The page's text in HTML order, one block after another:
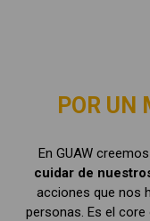
POR UN
En GUAW
cuidar de
acciones que nos
personas. Es el